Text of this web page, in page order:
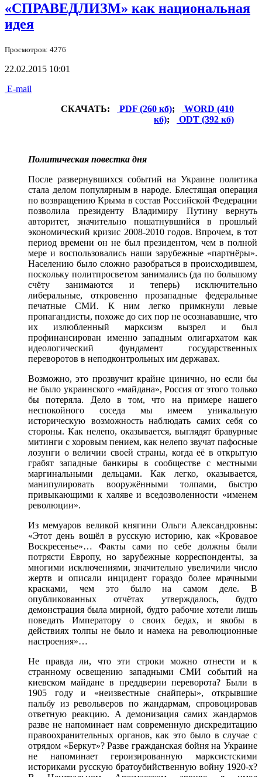
«СПРАВЕДЛИЗМ» как национальная
идея
Просмотров: 4276
22.02.2015 10:01
E-mail
СКАЧАТЬ:
PDF (260 кб);
WORD (410
кб); ODT (392 кб)
Политическая повестка дня
После развернувшихся событий на Украине политика
стала делом популярным в народе. Блестящая операция
по возвращению Крыма в состав Российской Федерации
позволила президенту Владимиру Путину вернуть
авторитет, значительно пошатнувшийся в прошлый
экономический кризис 2008-2010 годов. Впрочем, в тот
период времени он не был президентом, чем в полной
мере и воспользовались наши зарубежные «партнёры».
Населению было сложно разобраться в происходившем,
поскольку политпросветом занимались (да по большому
счёту занимаются и теперь) исключительно
либеральные, откровенно прозападные федеральные
печатные СМИ. К ним легко примкнули левые
пропагандисты, похоже до сих пор не осознававшие, что
их излюбленный марксизм вызрел и был
профинансирован именно западным олигархатом как
идеологический фундамент государственных
переворотов в неподконтрольных им державах.
Возможно, это прозвучит крайне цинично, но если бы
не было украинского «майдана», Россия от этого только
бы потеряла. Дело в том, что на примере нашего
неспокойного соседа мы имеем уникальную
историческую возможность наблюдать самих себя со
стороны. Как нелепо, оказывается, выглядят бравурные
митинги с хоровым пением, как нелепо звучат пафосные
лозунги о величии своей страны, когда её в открытую
грабят западные банкиры в сообществе с местными
маргинальными дельцами. Как легко, оказывается,
манипулировать вооружёнными толпами, быстро
привыкающими к халяве и вседозволенности «именем
революции».
Из мемуаров великой княгини Ольги Александровны:
«Этот день вошёл в русскую историю, как «Кровавое
Воскресенье»… Факты сами по себе должны были
потрясти Европу, но зарубежные корреспонденты, за
многими исключениями, значительно увеличили число
жертв и описали инцидент гораздо более мрачными
красками, чем это было на самом деле. В
опубликованных отчётах утверждалось, будто
демонстрация была мирной, будто рабочие хотели лишь
поведать Императору о своих бедах, и якобы в
действиях толпы не было и намека на революционные
настроения»…
Не правда ли, что эти строки можно отнести и к
странному освещению западными СМИ событий на
киевском майдане в преддверии переворота? Были в
1905 году и «неизвестные снайперы», открывшие
пальбу из револьверов по жандармам, спровоцировав
ответную реакцию. А демонизация самих жандармов
разве не напоминает нам современную дискредитацию
правоохранительных органов, как это было в случае с
отрядом «Беркут»? Разве гражданская бойня на Украине
не напоминает героизированную марксистскими
историками русскую братоубийственную войну 1920-х?